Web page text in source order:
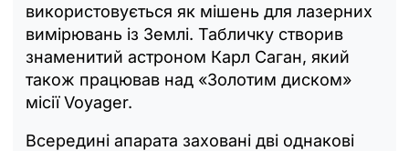
використовується як мішень для лазерних
вимірювань із Землі. Табличку створив
знаменитий астроном Карл Саган, який
також працював над «Золотим диском»
місії Voyager.
Всередині апарата заховані дві однакові